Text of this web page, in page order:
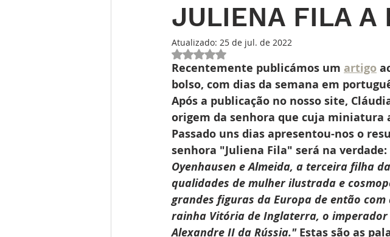
Conhecimento Relojoeiro Grandes Relojoeiros
TEMPO FUTURO O Inventário
JULIENA FILA A
Atualizado: 25 de jul. de 2022
Avaliado com NaN de 5 estrelas.
Recentemente publicámos um artigo
bolso, com dias da semana em
Após a publicação no nosso site,
origem da senhora que cuja miniatura
Passado uns dias apresentou-nos o
senhora "Juliena Fila" será na verdade:
Oyenhausen e Almeida, a terceira filha
qualidades de mulher ilustrada e
grandes figuras da Europa de então
rainha Vitória de Inglaterra, o imperador
Alexandre II da Rússia." Estas são as